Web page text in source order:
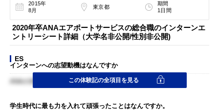
2015年
8月
東京都
期間
1日間
2020年卒ANAエアポートサービスの総合職のインターンエ
ントリーシート詳細（大学名非公開/性別非公開)
ES
インターンへの志望動機はなんですか
ANAの理念や取り組みに興味を持っていることを伝えました
この体験記の全項目を見る
学生時代に最も力を入れて頑張ったことはなんですか。